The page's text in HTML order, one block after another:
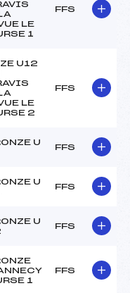
LE
1
FFS
U12
LE
2
FFS
U
FFS
U
FFS
U
FFS
1
FFS